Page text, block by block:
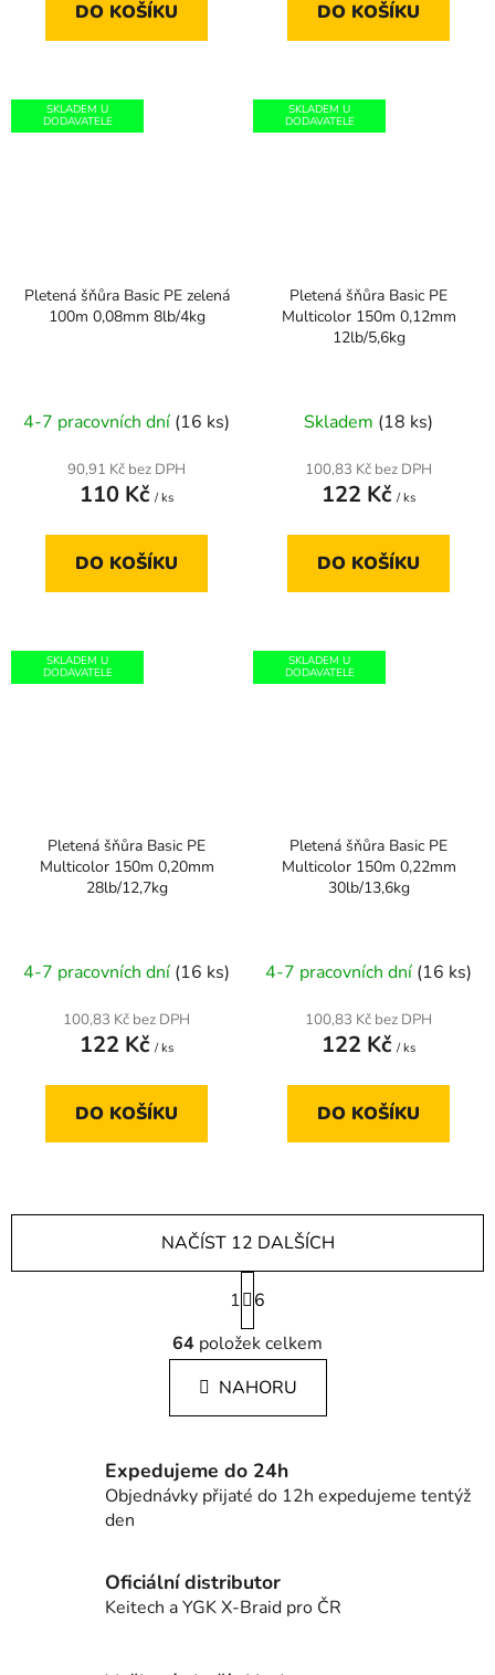
DO KOŠÍKU DO KOŠÍKU
SKLADEM U
DODAVATELE
Pletená šňůra Basic PE zelená
100m 0,08mm 8lb/4kg
4-7 pracovních dní (16 ks)
90,91 Kč bez DPH
110 Kč / ks
DO KOŠÍKU
SKLADEM U
DODAVATELE
Pletená šňůra Basic PE
Multicolor 150m 0,12mm
12lb/5,6kg
Skladem (18 ks)
100,83 Kč bez DPH
122 Kč / ks
DO KOŠÍKU
SKLADEM U
DODAVATELE
Pletená šňůra Basic PE
Multicolor 150m 0,20mm
28lb/12,7kg
4-7 pracovních dní (16 ks)
100,83 Kč bez DPH
122 Kč / ks
DO KOŠÍKU
SKLADEM U
DODAVATELE
Pletená šňůra Basic PE
Multicolor 150m 0,22mm
30lb/13,6kg
4-7 pracovních dní (16 ks)
100,83 Kč bez DPH
122 Kč / ks
DO KOŠÍKU
O
v
l
á
d
c
í
v
k
y
NAČÍST 12 DALŠÍCH
S
t
r
á
n
k
n
í
1
6
64 položek celkem
NAHORU
Expedujeme do 24h
Objednávky přijaté do 12h expedujeme tentýž
den
Oficiální distributor
Keitech a YGK X-Braid pro ČR